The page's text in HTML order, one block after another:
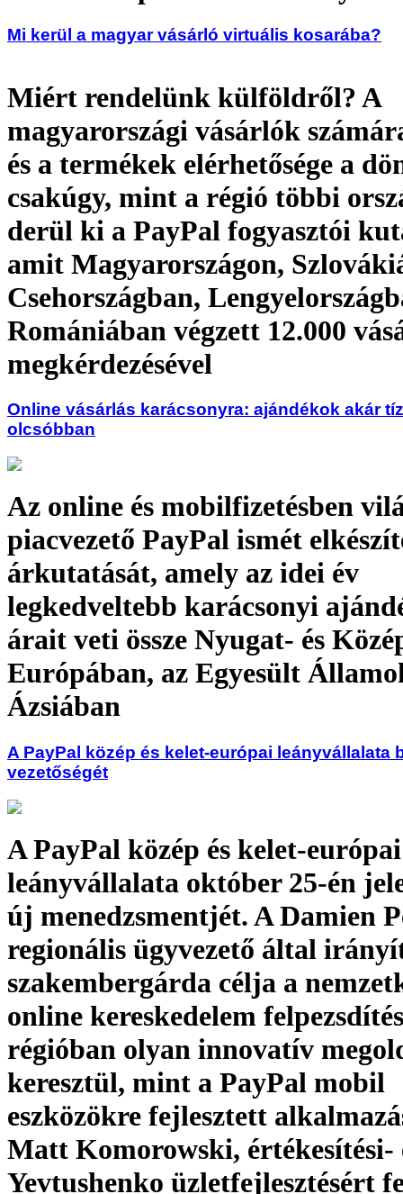
Mi kerül a magyar vásárló virtuális kosarába?
Miért rendelünk külföldről? A
magyarországi vásárlók
és a termékek elérhetősége a
csakúgy, mint a régió többi
derül ki a PayPal fogyasztói
amit Magyarországon,
Csehországban,
Romániában végzett 12.000
megkérdezésével
Online vásárlás karácsonyra: ajándékok akár
olcsóbban
Az online és mobilfizetésben
piacvezető PayPal ismét
árkutatását, amely az idei év
legkedveltebb karácsonyi
árait veti össze Nyugat- és
Európában, az Egyesült
Ázsiában
A PayPal közép és kelet-európai leányvállalata
vezetőségét
A PayPal közép és kelet-európai
leányvállalata október 25-én
új menedzsmentjét. A Damien
regionális ügyvezető által
szakembergárda célja a
online kereskedelem
régióban olyan innovatív
keresztül, mint a PayPal mobil
eszközökre fejlesztett
Matt Komorowski, értékesítési-
Yevtushenko üzletfejlesztésért